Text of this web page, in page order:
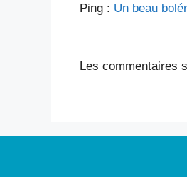
Ping : Un beau
Les commentaires